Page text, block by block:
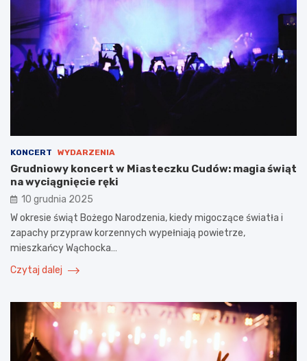
KONCERT WYDARZENIA
Grudniowy koncert w Miasteczku Cudów: magia świąt
na wyciągnięcie ręki
10 grudnia 2025
W okresie świąt Bożego Narodzenia, kiedy migoczące światła i
zapachy przypraw korzennych wypełniają powietrze,
mieszkańcy Wąchocka…
Czytaj dalej